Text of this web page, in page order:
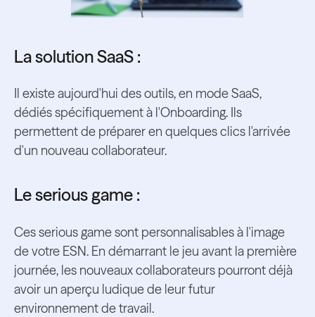
La solution SaaS :
Il existe aujourd'hui des outils, en mode SaaS,
dédiés spécifiquement à l'Onboarding. Ils
permettent de préparer en quelques clics l'arrivée
d'un nouveau collaborateur.
Le serious game :
Ces serious game sont personnalisables à l'image
de votre ESN. En démarrant le jeu avant la première
journée, les nouveaux collaborateurs pourront déjà
avoir un aperçu ludique de leur futur
environnement de travail.